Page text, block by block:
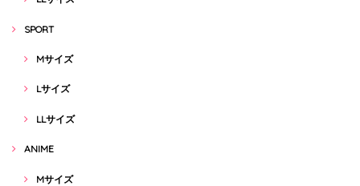
SPORT
Mサイズ
Lサイズ
LLサイズ
ANIME
Mサイズ